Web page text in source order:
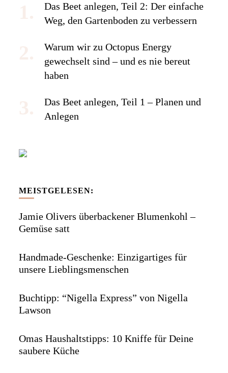
Das Beet anlegen, Teil 2: Der einfache
Weg, den Gartenboden zu verbessern
Warum wir zu Octopus Energy
gewechselt sind – und es nie bereut
haben
Das Beet anlegen, Teil 1 – Planen und
Anlegen
MEISTGELESEN:
Jamie Olivers überbackener Blumenkohl –
Gemüse satt
Handmade-Geschenke: Einzigartiges für
unsere Lieblingsmenschen
Buchtipp: “Nigella Express” von Nigella
Lawson
Omas Haushaltstipps: 10 Kniffe für Deine
saubere Küche